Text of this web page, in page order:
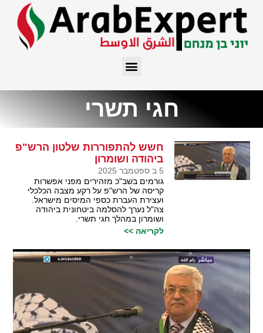
חגי תשרי
חשש להתפוררות שלטון הרש"פ
ביהודה ושומרון
5 ב ספטמבר 2025
גורמים בשב"כ מזהירים מפני אפשרות
קריסה של הרש"פ על רקע מצבה הכלכלי
ועצירת העברת כספי המיסים מישראל.
צה"ל נערך להסלמה ביטחונית ביהודה
ושומרון במהלך חגי תשרי.
לקריאה >>